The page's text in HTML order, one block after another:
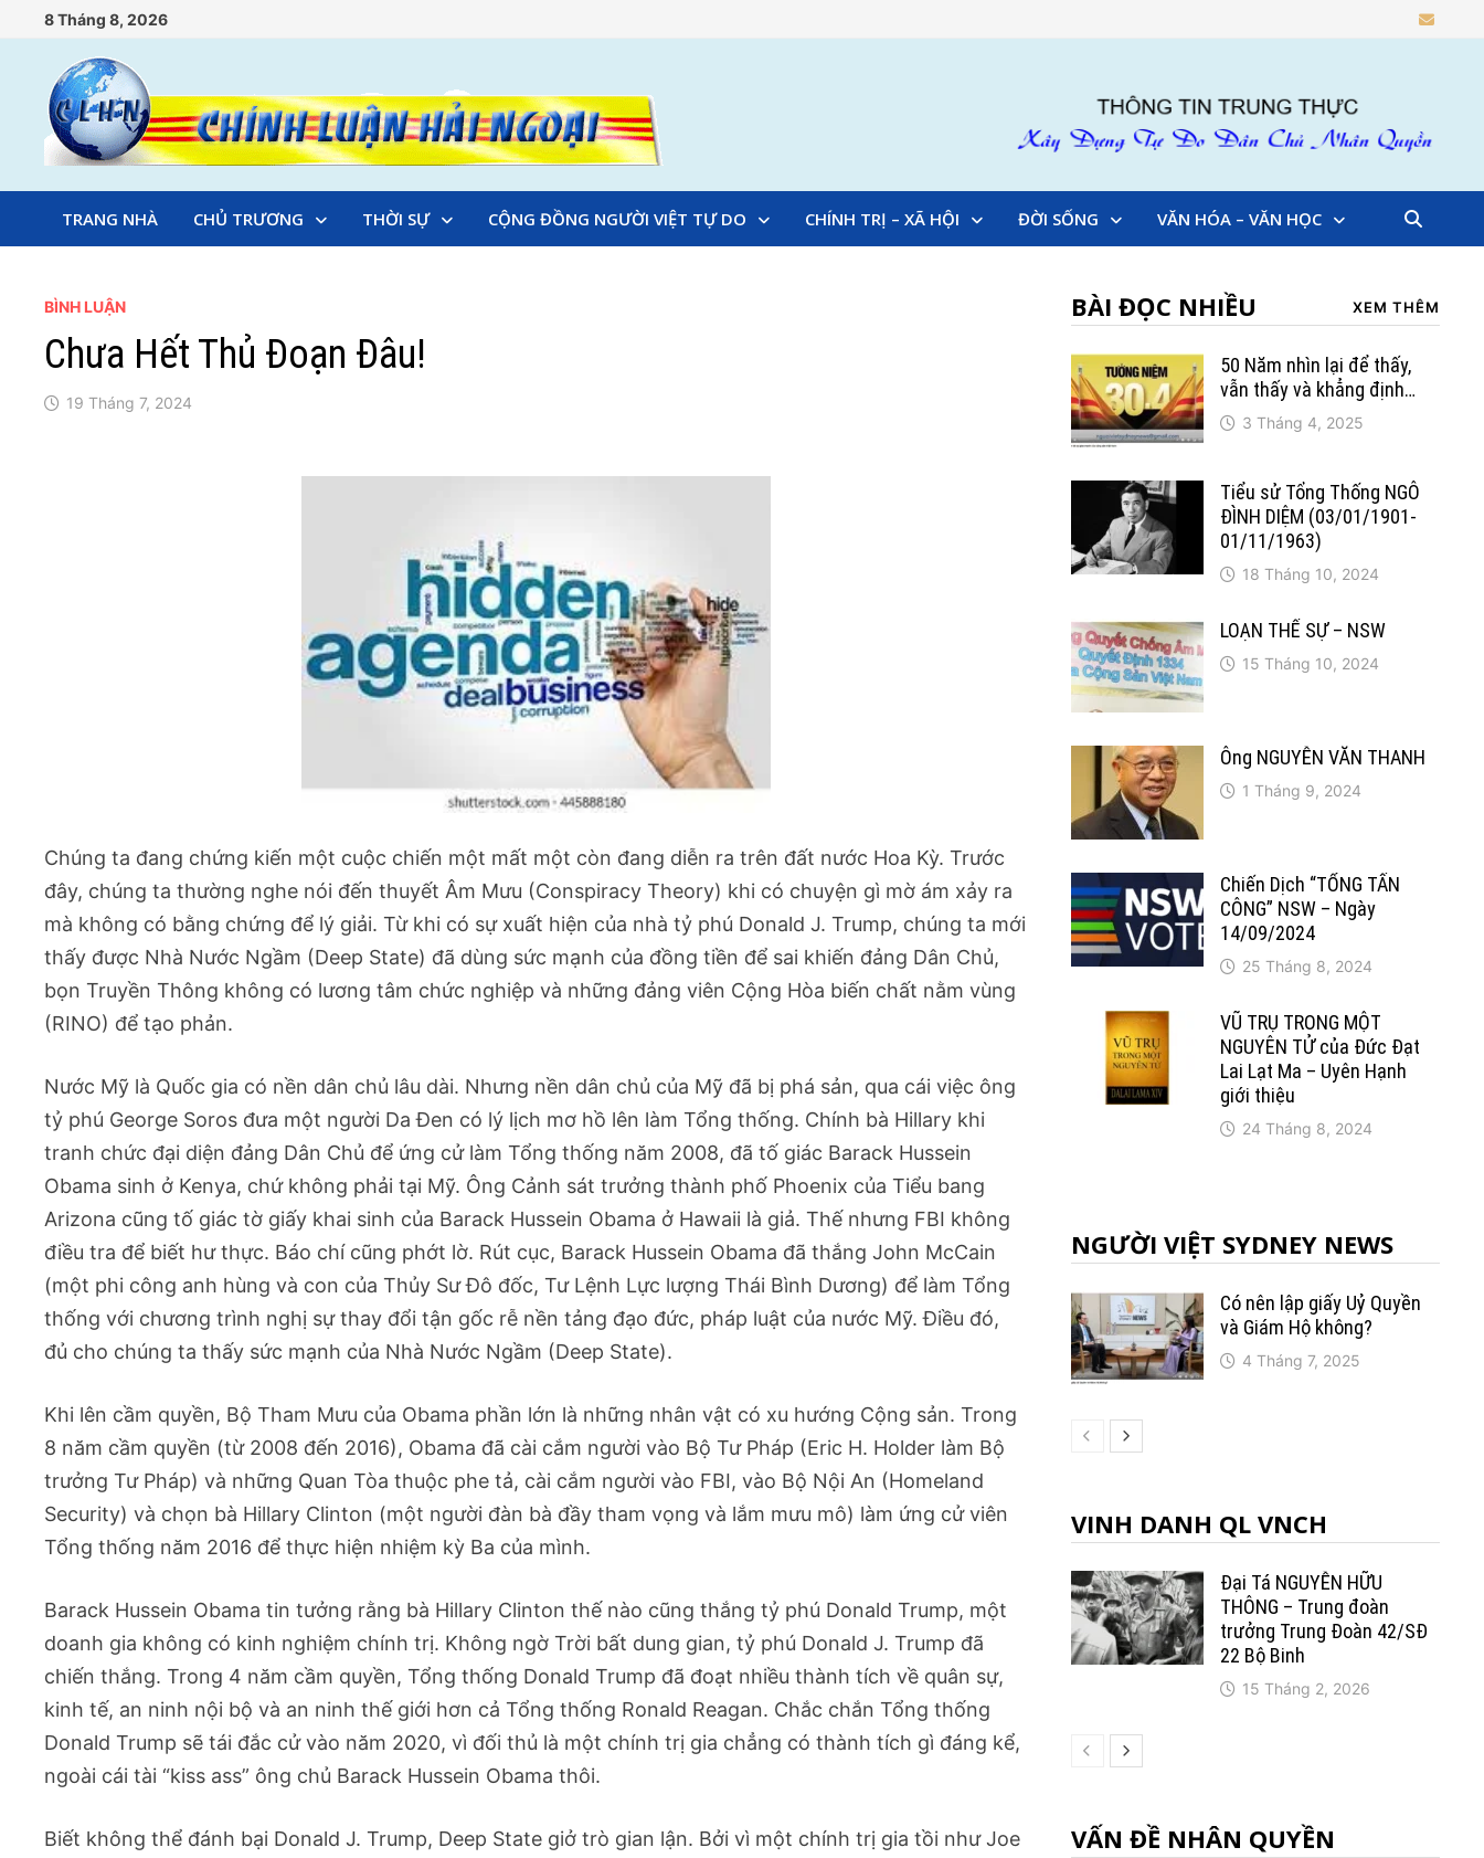
to
content
8 Tháng 8, 2026
TRANG NHÀ CHỦ TRƯƠNG THỜI SỰ CỘNG ĐỒNG NGƯỜI VIỆT TỰ DO CHÍNH TRỊ – XÃ HỘI ĐỜI SỐNG VĂN HÓA – VĂN HỌC
BÌNH LUẬN
Chưa Hết Thủ Đoạn Đâu!
19 Tháng 7, 2024
Chúng ta đang chứng kiến một cuộc chiến một mất một còn đang diễn ra trên đất nước Hoa Kỳ. Trước
đây, chúng ta thường nghe nói đến thuyết Âm Mưu (Conspiracy Theory) khi có chuyện gì mờ ám xảy ra
mà không có bằng chứng để lý giải. Từ khi có sự xuất hiện của nhà tỷ phú Donald J. Trump, chúng ta mới
thấy được Nhà Nước Ngầm (Deep State) đã dùng sức mạnh của đồng tiền để sai khiến đảng Dân Chủ,
bọn Truyền Thông không có lương tâm chức nghiệp và những đảng viên Cộng Hòa biến chất nằm vùng
(RINO) để tạo phản.
Nước Mỹ là Quốc gia có nền dân chủ lâu dài. Nhưng nền dân chủ của Mỹ đã bị phá sản, qua cái việc ông
tỷ phú George Soros đưa một người Da Đen có lý lịch mơ hồ lên làm Tổng thống. Chính bà Hillary khi
tranh chức đại diện đảng Dân Chủ để ứng cử làm Tổng thống năm 2008, đã tố giác Barack Hussein
Obama sinh ở Kenya, chứ không phải tại Mỹ. Ông Cảnh sát trưởng thành phố Phoenix của Tiểu bang
Arizona cũng tố giác tờ giấy khai sinh của Barack Hussein Obama ở Hawaii là giả. Thế nhưng FBI không
điều tra để biết hư thực. Báo chí cũng phớt lờ. Rút cục, Barack Hussein Obama đã thắng John McCain
(một phi công anh hùng và con của Thủy Sư Đô đốc, Tư Lệnh Lực lượng Thái Bình Dương) để làm Tổng
thống với chương trình nghị sự thay đổi tận gốc rễ nền tảng đạo đức, pháp luật của nước Mỹ. Điều đó,
đủ cho chúng ta thấy sức mạnh của Nhà Nước Ngầm (Deep State).
Khi lên cầm quyền, Bộ Tham Mưu của Obama phần lớn là những nhân vật có xu hướng Cộng sản. Trong
8 năm cầm quyền (từ 2008 đến 2016), Obama đã cài cắm người vào Bộ Tư Pháp (Eric H. Holder làm Bộ
trưởng Tư Pháp) và những Quan Tòa thuộc phe tả, cài cắm người vào FBI, vào Bộ Nội An (Homeland
Security) và chọn bà Hillary Clinton (một người đàn bà đầy tham vọng và lắm mưu mô) làm ứng cử viên
Tổng thống năm 2016 để thực hiện nhiệm kỳ Ba của mình.
Barack Hussein Obama tin tưởng rằng bà Hillary Clinton thế nào cũng thắng tỷ phú Donald Trump, một
doanh gia không có kinh nghiệm chính trị. Không ngờ Trời bất dung gian, tỷ phú Donald J. Trump đã
chiến thắng. Trong 4 năm cầm quyền, Tổng thống Donald Trump đã đoạt nhiều thành tích về quân sự,
kinh tế, an ninh nội bộ và an ninh thế giới hơn cả Tổng thống Ronald Reagan. Chắc chắn Tổng thống
Donald Trump sẽ tái đắc cử vào năm 2020, vì đối thủ là một chính trị gia chẳng có thành tích gì đáng kể,
ngoài cái tài “kiss ass” ông chủ Barack Hussein Obama thôi.
Biết không thể đánh bại Donald J. Trump, Deep State giở trò gian lận. Bởi vì một chính trị gia tồi như Joe
BÀI ĐỌC NHIỀU XEM THÊM
50 Năm nhìn lại để thấy,
vẫn thấy và khẳng định…
3 Tháng 4, 2025
Tiểu sử Tổng Thống NGÔ
ĐÌNH DIỆM (03/01/1901-
01/11/1963)
18 Tháng 10, 2024
LOẠN THẾ SỰ – NSW
15 Tháng 10, 2024
Ông NGUYỄN VĂN THANH
1 Tháng 9, 2024
Chiến Dịch “TỔNG TẤN
CÔNG” NSW – Ngày
14/09/2024
25 Tháng 8, 2024
VŨ TRỤ TRONG MỘT
NGUYÊN TỬ của Đức Đạt
Lai Lạt Ma – Uyên Hạnh
giới thiệu
24 Tháng 8, 2024
NGƯỜI VIỆT SYDNEY NEWS
Có nên lập giấy Uỷ Quyền
và Giám Hộ không?
4 Tháng 7, 2025
VINH DANH QL VNCH
Đại Tá NGUYỄN HỮU
THÔNG – Trung đoàn
trưởng Trung Ðoàn 42/SÐ
22 Bộ Binh
15 Tháng 2, 2026
VẤN ĐỀ NHÂN QUYỀN